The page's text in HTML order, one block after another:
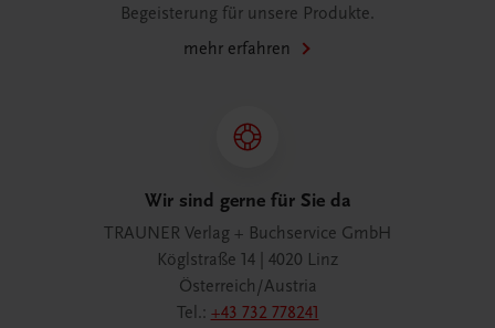
Begeisterung für unsere Produkte.
mehr erfahren
Wir sind gerne für Sie da
TRAUNER Verlag + Buchservice GmbH
Köglstraße 14 | 4020 Linz
Österreich/Austria
Tel.: +43 732 778241